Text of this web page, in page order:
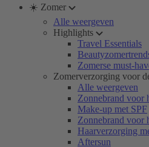
☀️ Zomer
Alle weergeven
Highlights
Travel Essentials
Zomerse must-
Zomerverzorging voor
Alle weergeven
Zonnebrand voor
Make-up met SPF
Zonnebrand voor
Haarverzorging
Aftersun